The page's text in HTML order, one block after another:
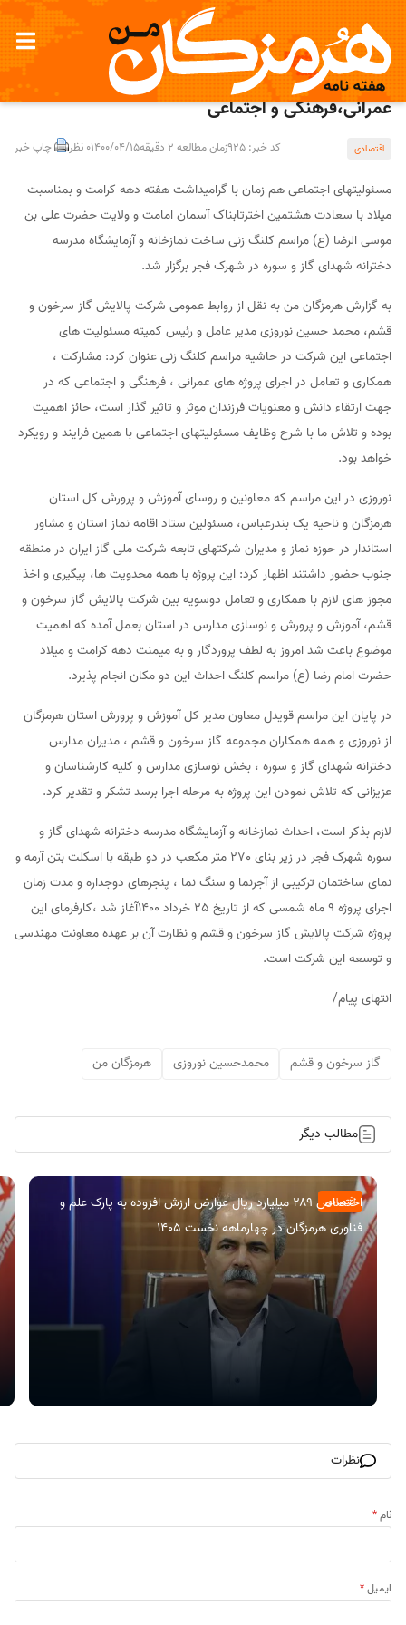
مشارکت شرکت پالایش گاز سرخون و قشم در کارهای
عمرانی،فرهنگی و اجتماعی
اقتصادی کد خبر: 925 زمان مطالعه 2 دقیقه 1400/04/150 نظر چاپ خبر
مسئولیتهای اجتماعی هم زمان با گرامیداشت هفته دهه کرامت و بمناسبت
میلاد با سعادت هشتمین اخترتابناک آسمان امامت و ولایت حضرت علی بن
موسی الرضا (ع) مراسم کلنگ زنی ساخت نمازخانه و آزمایشگاه مدرسه
دخترانه شهدای گاز و سوره در شهرک فجر برگزار شد.
به گزارش هرمزگان من به نقل از روابط عمومی شرکت پالایش گاز سرخون و
قشم، محمد حسین نوروزی مدیر عامل و رئیس کمیته مسئولیت های
اجتماعی این شرکت در حاشیه مراسم کلنگ زنی عنوان کرد: مشارکت ،
همکاری و تعامل در اجرای پروژه های عمرانی ، فرهنگی و اجتماعی که در
جهت ارتقاء دانش و معنویات فرزندان موثر و تاثیر گذار است، حائز اهمیت
بوده و تلاش ما با شرح وظایف مسئولیتهای اجتماعی با همین فرایند و رویکرد
خواهد بود.
نوروزی در این مراسم که معاونین و روسای آموزش و پرورش کل استان
هرمزگان و ناحیه یک بندرعباس، مسئولین ستاد اقامه نماز استان و مشاور
استاندار در حوزه نماز و مدیران شرکتهای تابعه شرکت ملی گاز ایران در منطقه
جنوب حضور داشتند اظهار کرد: این پروژه با همه محدویت ها، پیگیری و اخذ
مجوز های لازم با همکاری و تعامل دوسویه بین شرکت پالایش گاز سرخون و
قشم، آموزش و پرورش و نوسازی مدارس در استان بعمل آمده که اهمیت
موضوع باعث شد امروز به لطف پروردگار و به میمنت دهه کرامت و میلاد
حضرت امام رضا (ع) مراسم کلنگ احداث این دو مکان انجام پذیرد.
در پایان این مراسم قویدل معاون مدیر کل آموزش و پرورش استان هرمزگان
از نوروزی و همه همکاران مجموعه گاز سرخون و قشم ، مدیران مدارس
دخترانه شهدای گاز و سوره ، بخش نوسازی مدارس و کلیه کارشناسان و
عزیزانی که تلاش نمودن این پروژه به مرحله اجرا برسد تشکر و تقدیر کرد.
لازم بذکر است، احداث نمازخانه و آزمایشگاه مدرسه دخترانه شهدای گاز و
سوره شهرک فجر در زیر بنای 270 متر مکعب در دو طبقه با اسکلت بتن آرمه و
نمای ساختمان ترکیبی از آجرنما و سنگ نما ، پنجرهای دوجداره و مدت زمان
اجرای پروژه 9 ماه شمسی که از تاریخ 25 خرداد 1400آغاز شد ،کارفرمای این
پروژه شرکت پالایش گاز سرخون و قشم و نظارت آن بر عهده معاونت مهندسی
و توسعه این شرکت است.
انتهای پیام/
گاز سرخون و قشم محمدحسین نوروزی هرمزگان من
مطالب دیگر
اقتصادی
اختصاص ۲۸۹ میلیارد ریال عوارض ارزش افزوده به پارک علم و
فناوری هرمزگان در چهارماهه نخست ۱۴۰۵
نظرات
نام*
ایمیل*